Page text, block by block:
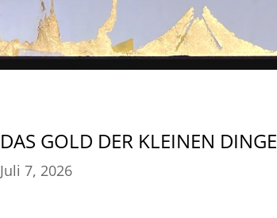
DAS GOLD DER KLEINEN DINGE
Juli 7, 2026